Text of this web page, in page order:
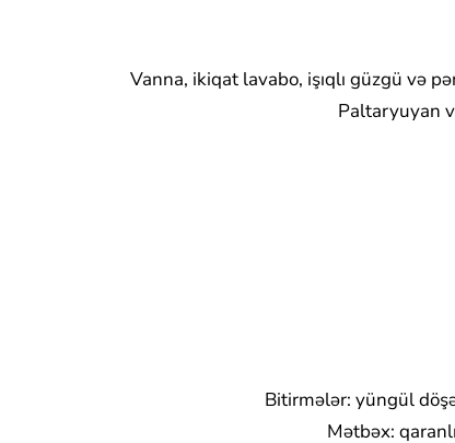
Vanna, ikiqat lavabo, işıqlı güzgü və
Paltaryuyan
Bitirmələr: yüngül
Mətbəx: